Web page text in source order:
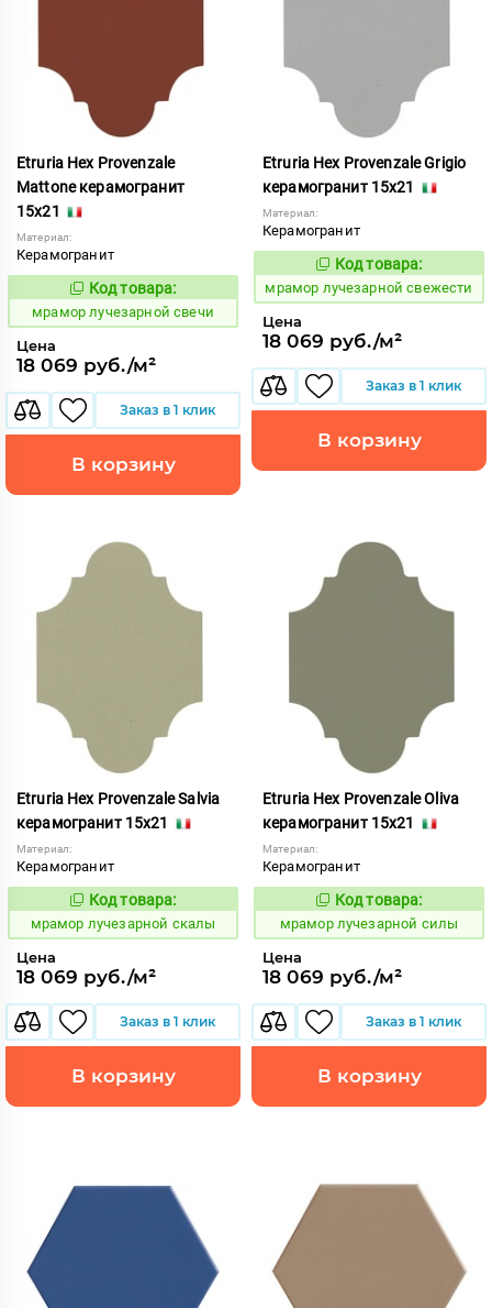
Etruria Hex Provenzale
Mattone керамогранит
15x21
Материал:
Керамогранит
1073459
Код товара:
мрамор лучезарной свечи
Цена
18 069 руб./м²
Заказ в 1 клик
В корзину
Etruria Hex Provenzale Grigio
керамогранит 15x21
Материал:
Керамогранит
1073458
Код товара:
мрамор лучезарной свежести
Цена
18 069 руб./м²
Заказ в 1 клик
В корзину
Etruria Hex Provenzale Salvia
керамогранит 15x21
Материал:
Керамогранит
1073466
Код товара:
мрамор лучезарной скалы
Цена
18 069 руб./м²
Заказ в 1 клик
В корзину
Etruria Hex Provenzale Oliva
керамогранит 15x21
Материал:
Керамогранит
1073463
Код товара:
мрамор лучезарной силы
Цена
18 069 руб./м²
Заказ в 1 клик
В корзину